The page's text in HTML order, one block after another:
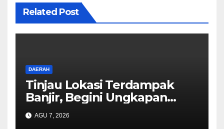
Related Post
DAERAH
Tinjau Lokasi Terdampak
Banjir, Begini Ungkapan
Mahyeldi
AGU 7, 2026